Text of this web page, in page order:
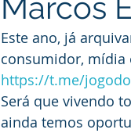
Marcos
Este ano, já
consumidor, mídia
https://t.me/
Será que vivendo
ainda temos